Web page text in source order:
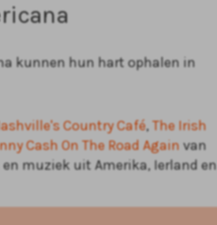
kunnen hun hart ophalen in
Country Café,The Irish
Cash On The Road Again van
muziek uit Amerika, Ierland en